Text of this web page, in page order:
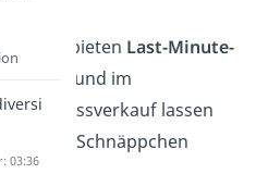
bieten Last-Minute-
an und im
lassen
Schnäppchen
03:36